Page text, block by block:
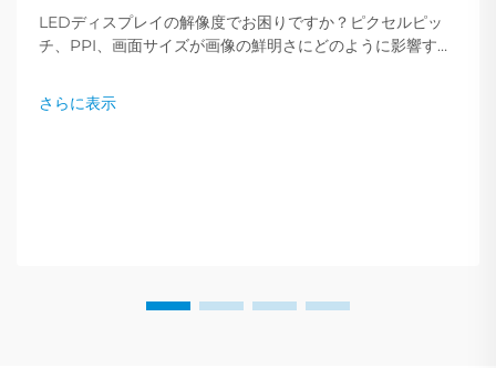
LEDディスプレイの解像度でお困りですか？ピクセルピッ
チ、PPI、画面サイズが画像の鮮明さにどのように影響する
家のヒントを紹介しています。今すぐ読む。
さらに表示